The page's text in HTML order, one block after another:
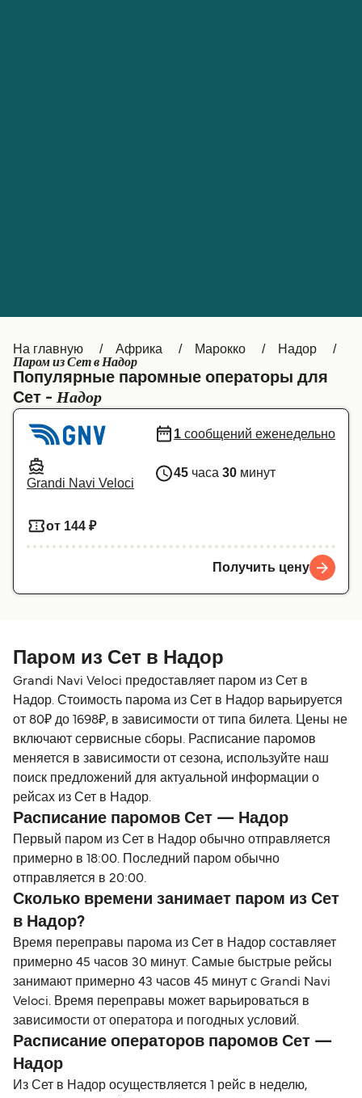
Italia Canada (FR)
Canada België (NL)
Ελλάδα Belgique (FR)
Polska Deutschland
Schweiz (DE) Norge
На главную Африка Марокко Надор
Паром из Сет в Надор
Популярные паромные операторы для
Сет - Надор
Grandi Navi Veloci
1 сообщений еженедельно
45 часа 30 минут
от 144 ₽
Получить цену
Паром из Сет в Надор
Grandi Navi Veloci предоставляет паром из Сет в
Надор. Стоимость парома из Сет в Надор варьируется
от 80₽ до 1698₽, в зависимости от типа билета. Цены не
включают сервисные сборы. Расписание паромов
меняется в зависимости от сезона, используйте наш
поиск предложений для актуальной информации о
рейсах из Сет в Надор.
Расписание паромов Сет — Надор
Первый паром из Сет в Надор обычно отправляется
примерно в 18:00. Последний паром обычно
отправляется в 20:00.
Сколько времени занимает паром из Сет
в Надор?
Время переправы парома из Сет в Надор составляет
примерно 45 часов 30 минут. Самые быстрые рейсы
занимают примерно 43 часов 45 минут с Grandi Navi
Veloci. Время переправы может варьироваться в
зависимости от оператора и погодных условий.
Расписание операторов паромов Сет —
Надор
Из Сет в Надор осуществляется 1 рейс в неделю,